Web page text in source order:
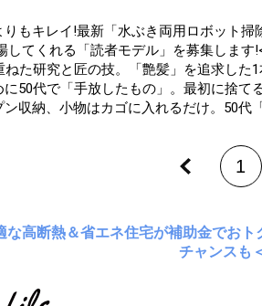
もキレイ!最新「水ぶき両用ロボット掃
してくれる「読者モデル」を募集します
た研究と匠の技。「艶髪」を追求した
50代で「手放したもの」。最初に捨て
収納、小物はカゴに入れるだけ。50代
1
な高断熱＆省エネ住宅が補助金でお
チャンスも